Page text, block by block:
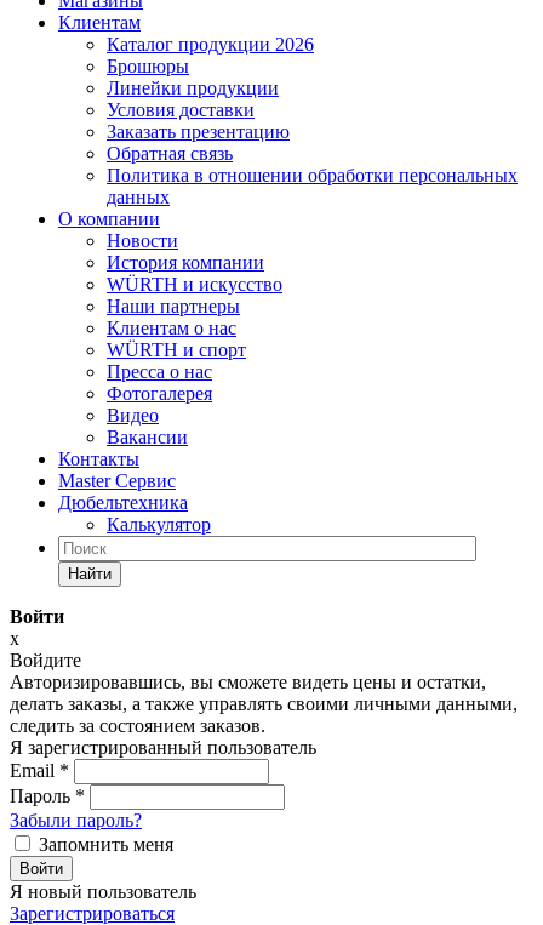
Клиентам
Каталог продукции 2026
Брошюры
Линейки продукции
Условия доставки
Заказать презентацию
Обратная связь
Политика в отношении обработки персональных
данных
О компании
Новости
История компании
WÜRTH и искусство
Наши партнеры
Клиентам о нас
WÜRTH и спорт
Пресса о нас
Фотогалерея
Видео
Вакансии
Контакты
Master Сервис
Дюбельтехника
Калькулятор
Найти
Войти
x
Войдите
Авторизировавшись, вы сможете видеть цены и остатки,
делать заказы, а также управлять своими личными данными,
следить за состоянием заказов.
Я зарегистрированный пользователь
Email *
Пароль *
Забыли пароль?
Запомнить меня
Войти
Я новый пользователь
Зарегистрироваться